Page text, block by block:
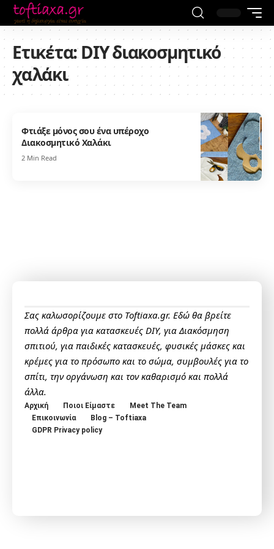
Ετικέτα:DIY διακοσμητικό
χαλάκι
Φτιάξε μόνος σου ένα υπέροχο
Διακοσμητικό Χαλάκι
2 Min Read
Σας καλωσορίζουμε στο Toftiaxa.gr. Εδώ θα βρείτε
πολλά άρθρα για κατασκευές DIY, για Διακόσμηση
σπιτιού, για παιδικές κατασκευές, φυσικές μάσκες και
κρέμες για το πρόσωπο και το σώμα, συμβουλές για το
σπίτι, την οργάνωση και τον καθαρισμό και πολλά
άλλα.
Αρχική Ποιοι Είμαστε
Meet The Team
Επικοινωνία
Blog – Toftiaxa
GDPR Privacy policy